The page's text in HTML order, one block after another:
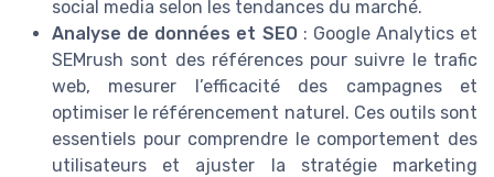
social media selon les tendances du marché.
Analyse de données et SEO: Google Analytics et
SEMrush sont des références pour suivre le trafic
web, mesurer l’efficacité des campagnes et
optimiser le référencement naturel. Ces outils sont
essentiels pour comprendre le comportement des
utilisateurs et ajuster la stratégie marketing